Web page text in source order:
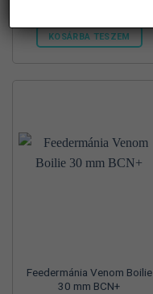
KOSÁRBA TESZEM
Feedermánia Venom Boilie
30 mm BCN+